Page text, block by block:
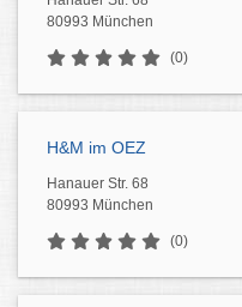
80993 München
(0)
H&M im OEZ
Hanauer Str. 68
80993 München
(0)